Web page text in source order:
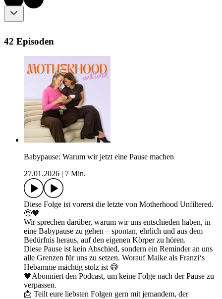
42 Episoden
Babypause: Warum wir jetzt eine Pause machen
27.01.2026
7 Min.
Diese Folge ist vorerst die letzte von Motherhood Unfiltered.
🥹🧡
Wir sprechen darüber, warum wir uns entschieden haben, in
eine Babypause zu gehen – spontan, ehrlich und aus dem
Bedürfnis heraus, auf den eigenen Körper zu hören.
Diese Pause ist kein Abschied, sondern ein Reminder an uns
alle Grenzen für uns zu setzen. Worauf Maike als Franzi‘s
Hebamme mächtig stolz ist 😅
🧡Abonniert den Podcast, um keine Folge nach der Pause zu
verpassen.
📩 Teilt eure liebsten Folgen gern mit jemandem, der